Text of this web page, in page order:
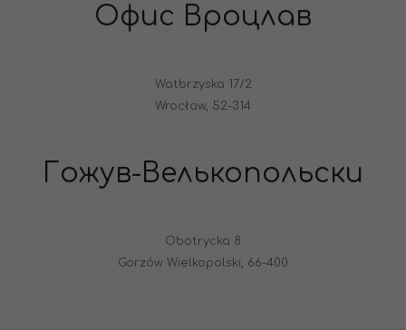
Офис Вроцлав
Watbrzyska 17/2
Wrocław, 52-314
Гожув-Велькопольски
Obotrycka 8
Gorzów Wielkopolski, 66-400